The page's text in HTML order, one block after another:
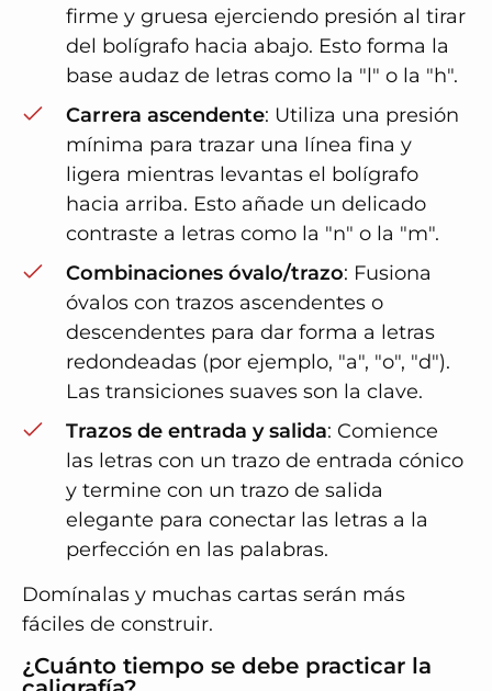
firme y gruesa ejerciendo presión al tirar
del bolígrafo hacia abajo. Esto forma la
base audaz de letras como la "l" o la "h".
Carrera ascendente: Utiliza una presión
mínima para trazar una línea fina y
ligera mientras levantas el bolígrafo
hacia arriba. Esto añade un delicado
contraste a letras como la "n" o la "m".
Combinaciones óvalo/trazo: Fusiona
óvalos con trazos ascendentes o
descendentes para dar forma a letras
redondeadas (por ejemplo, "a", "o", "d").
Las transiciones suaves son la clave.
Trazos de entrada y salida: Comience
las letras con un trazo de entrada cónico
y termine con un trazo de salida
elegante para conectar las letras a la
perfección en las palabras.
Domínalas y muchas cartas serán más
fáciles de construir.
¿Cuánto tiempo se debe practicar la